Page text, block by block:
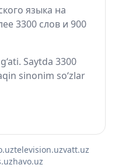
языка на
3300 слов и 900
Saytda 3300
sinonim so‘zlar
television.uzvatt.uz
havo.uz